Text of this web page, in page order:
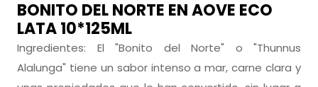
BONITO DEL NORTE EN AOVE ECO
LATA 10*125ML
Ingredientes: El "Bonito del Norte" o "Thunnus
Alalunga" tiene un sabor intenso a mar, carne clara y